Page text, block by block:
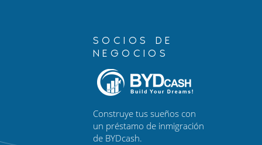
SOCIOS DE
NEGOCIOS
Construye tus sueños con
un préstamo de inmigración
de BYDcash.